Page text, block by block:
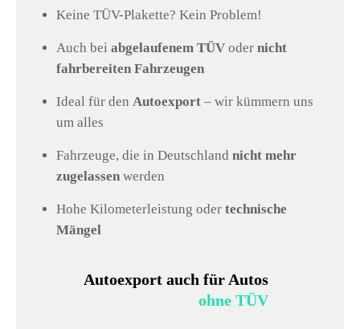
Keine TÜV-Plakette? Kein Problem!
Auch bei abgelaufenem TÜV oder nicht
fahrbereiten Fahrzeugen
Ideal für den Autoexport – wir kümmern uns
um alles
Fahrzeuge, die in Deutschland nicht mehr
zugelassen werden
Hohe Kilometerleistung oder technische
Mängel
Autoexport auch für Autos
ohne TÜV